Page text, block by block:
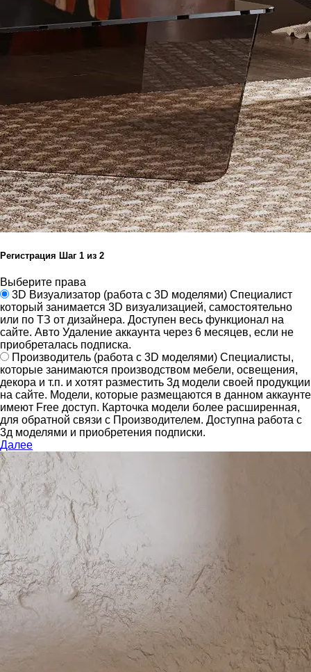
Регистрация Шаг 1 из 2
Выберите права
3D Визуализатор (работа с 3D моделями) Специалист
который занимается 3D визуализацией, самостоятельно
или по ТЗ от дизайнера. Доступен весь функционал на
сайте. Авто Удаление аккаунта через 6 месяцев, если не
приобреталась подписка.
Производитель (работа с 3D моделями) Специалисты,
которые занимаются производством мебели, освещения,
декора и т.п. и хотят разместить 3д модели своей продукции
на сайте. Модели, которые размещаются в данном аккаунте
имеют Free доступ. Карточка модели более расширенная,
для обратной связи с Производителем. Доступна работа с
3д моделями и приобретения подписки.
Далее